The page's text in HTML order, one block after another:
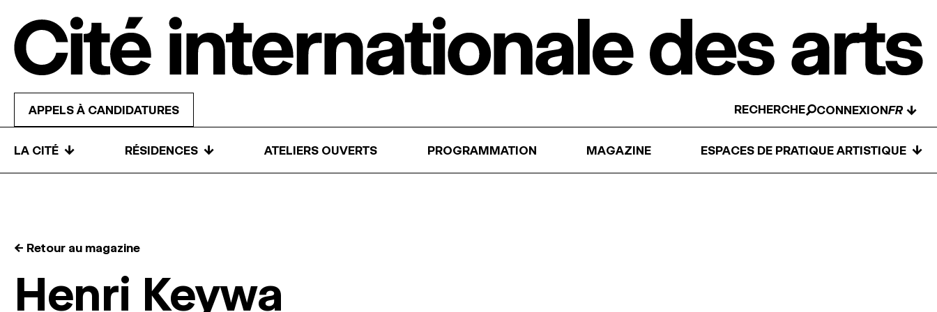
APPELS À CANDIDATURES RECHERCHE CONNEXION ↓
LA CITÉ ↓ RÉSIDENCES ↓ ATELIERS OUVERTS PROGRAMMATION MAGAZINE ESPACES DE PRATIQUE ARTISTIQUE ↓
← Retour au magazine
Henri Keywa